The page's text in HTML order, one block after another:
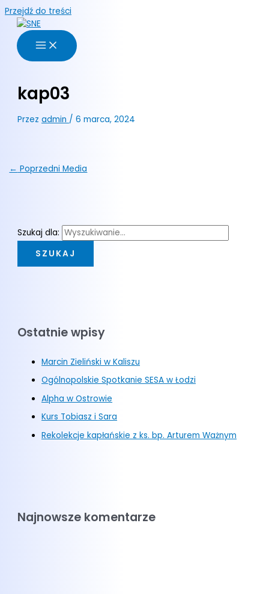
Przejdź do treści
kap03
Przezadmin /6 marca, 2024
← Poprzedni Media
Szukaj dla:
Ostatnie wpisy
Marcin Zieliński w Kaliszu
Ogólnopolskie Spotkanie SESA w Łodzi
Alpha w Ostrowie
Kurs Tobiasz i Sara
Rekolekcje kapłańskie z ks. bp. Arturem Ważnym
Najnowsze komentarze